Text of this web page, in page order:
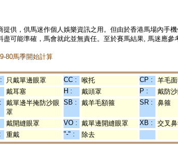
提供，供馬迷作個人娛樂資訊之用。但由於香港馬場內手
盡可能準確，馬會就此並無責任。至於賽馬結果, 馬迷應參
80馬季開始計算
只戴單邊眼罩 CC : 喉托 CP :
羊毛
戴耳塞 H : 戴頭罩 P :
戴防
戴單邊半掩防沙眼
罩
SB : 戴羊毛額箍 SR : 鼻箍
戴開縫眼罩 VO : 戴單邊開縫眼罩 XB :
交叉
重戴 "-" : 除去